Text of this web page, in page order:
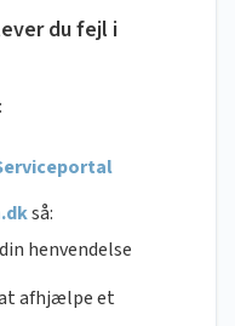
du fejl i
så:
henvendelse
afhjælpe et